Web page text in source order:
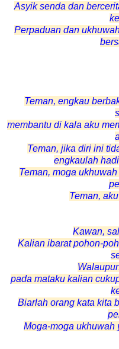
Asyik senda dan
Perpaduan dan
Teman, engkau
membantu di kala aku
Teman, jika diri ini
engkaulah
Teman, moga
Teman,
Kawan,
Kalian ibarat pohon-
pada mataku kalian
Biarlah orang kata kita
Moga-moga ukhuwah